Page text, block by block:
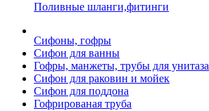
Поливные шланги,фитинги
Сифоны, гофры
Сифон для ванны
Гофры, манжеты, трубы для унитаза
Сифон для раковин и мойек
Сифон для поддона
Гофрированая труба